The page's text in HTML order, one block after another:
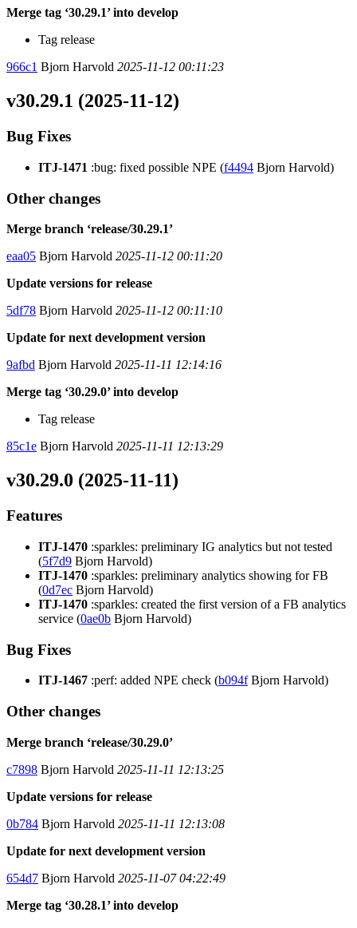
Merge tag ‘30.29.1’ into develop
Tag release
966c1 Bjorn Harvold 2025-11-12 00:11:23
v30.29.1 (2025-11-12)
Bug Fixes
ITJ-1471 :bug: fixed possible NPE (f4494 Bjorn Harvold)
Other changes
Merge branch ‘release/30.29.1’
eaa05 Bjorn Harvold 2025-11-12 00:11:20
Update versions for release
5df78 Bjorn Harvold 2025-11-12 00:11:10
Update for next development version
9afbd Bjorn Harvold 2025-11-11 12:14:16
Merge tag ‘30.29.0’ into develop
Tag release
85c1e Bjorn Harvold 2025-11-11 12:13:29
v30.29.0 (2025-11-11)
Features
ITJ-1470 :sparkles: preliminary IG analytics but not tested
(5f7d9 Bjorn Harvold)
ITJ-1470 :sparkles: preliminary analytics showing for FB
(0d7ec Bjorn Harvold)
ITJ-1470 :sparkles: created the first version of a FB analytics
service (0ae0b Bjorn Harvold)
Bug Fixes
ITJ-1467 :perf: added NPE check (b094fBjorn Harvold)
Other changes
Merge branch ‘release/30.29.0’
c7898 Bjorn Harvold 2025-11-11 12:13:25
Update versions for release
0b784 Bjorn Harvold 2025-11-11 12:13:08
Update for next development version
654d7 Bjorn Harvold 2025-11-07 04:22:49
Merge tag ‘30.28.1’ into develop